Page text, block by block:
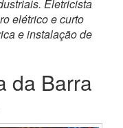
Eletricista
elétrico e curto
e instalação de
da Barra